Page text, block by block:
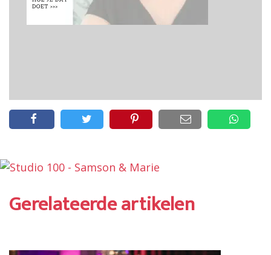
Gerelateerde artikelen